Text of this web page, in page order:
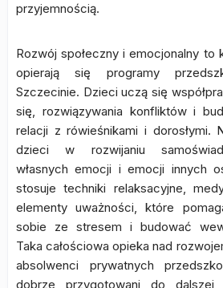
przyjemnością.
Rozwój społeczny i emocjonalny to
opierają się programy
Szczecinie. Dzieci uczą się
się, rozwiązywania konfliktów i
relacji z rówieśnikami i dorosłymi.
dzieci w rozwijaniu
własnych emocji i emocji innych
stosuje techniki relaksacyjne,
elementy uważności, które
sobie ze stresem i budować
Taka całościowa opieka nad
absolwenci prywatnych
dobrze przygotowani do